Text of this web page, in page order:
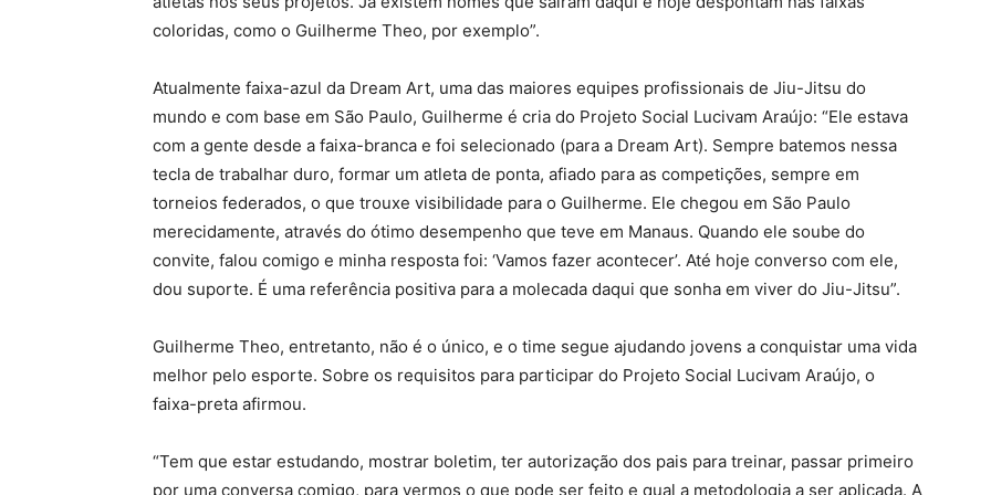
coloridas, como o Guilherme Theo, por exemplo”.
Atualmente faixa-azul da Dream Art, uma das maiores equipes profissionais de Jiu-Jitsu do
mundo e com base em São Paulo, Guilherme é cria do Projeto Social Lucivam Araújo: “Ele estava
com a gente desde a faixa-branca e foi selecionado (para a Dream Art). Sempre batemos nessa
tecla de trabalhar duro, formar um atleta de ponta, afiado para as competições, sempre em
torneios federados, o que trouxe visibilidade para o Guilherme. Ele chegou em São Paulo
merecidamente, através do ótimo desempenho que teve em Manaus. Quando ele soube do
convite, falou comigo e minha resposta foi: ‘Vamos fazer acontecer’. Até hoje converso com ele,
dou suporte. É uma referência positiva para a molecada daqui que sonha em viver do Jiu-Jitsu”.
Guilherme Theo, entretanto, não é o único, e o time segue ajudando jovens a conquistar uma vida
melhor pelo esporte. Sobre os requisitos para participar do Projeto Social Lucivam Araújo, o
faixa-preta afirmou.
“Tem que estar estudando, mostrar boletim, ter autorização dos pais para treinar, passar primeiro
por uma conversa comigo, para vermos o que pode ser feito e qual a metodologia a ser aplicada. A